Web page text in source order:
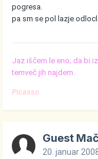
pogresa.
pa sm se pol lazje
Jaz iščem le eno; da bi
temveč jih najdem.
Picasso
Guest
20. januar